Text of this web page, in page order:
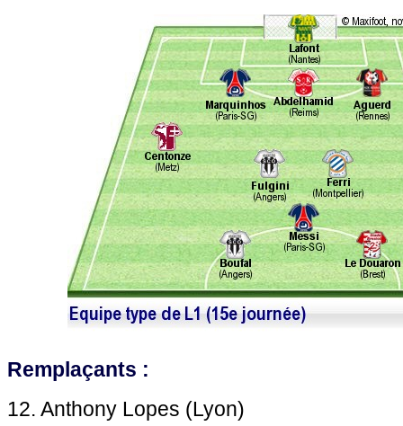
Remplaçants :
12. Anthony Lopes (Lyon)